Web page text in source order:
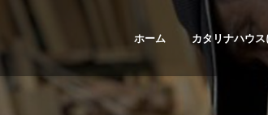
ホーム カタリナハウ